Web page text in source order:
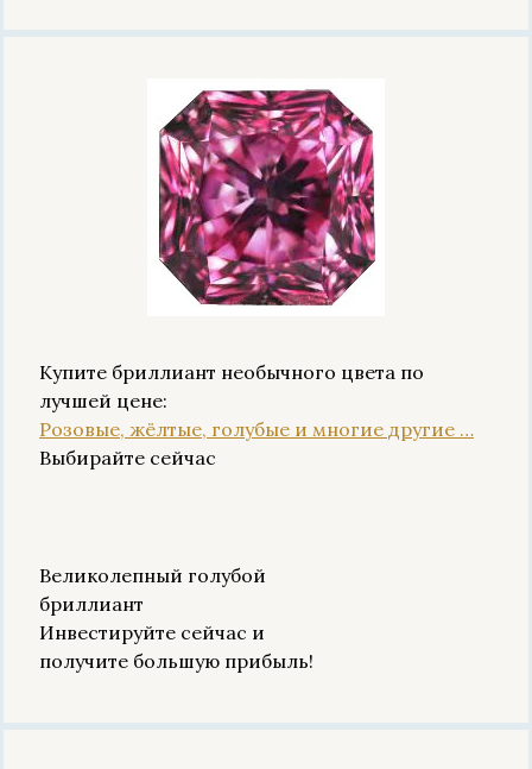
Купите бриллиант необычного цвета по
лучшей цене:
Розовые, жёлтые, голубые и многие другие …
Выбирайте сейчас
Великолепный голубой
бриллиант
Инвестируйте сейчас и
получите большую прибыль!